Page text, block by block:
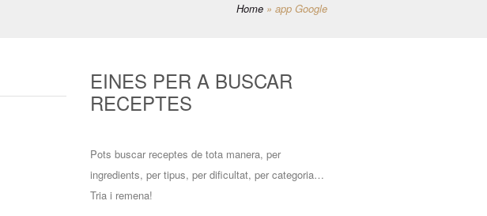
Home » app Google
EINES PER A BUSCAR
RECEPTES
Pots buscar receptes de tota manera, per
ingredients, per tipus, per dificultat, per categoria…
Tria i remena!